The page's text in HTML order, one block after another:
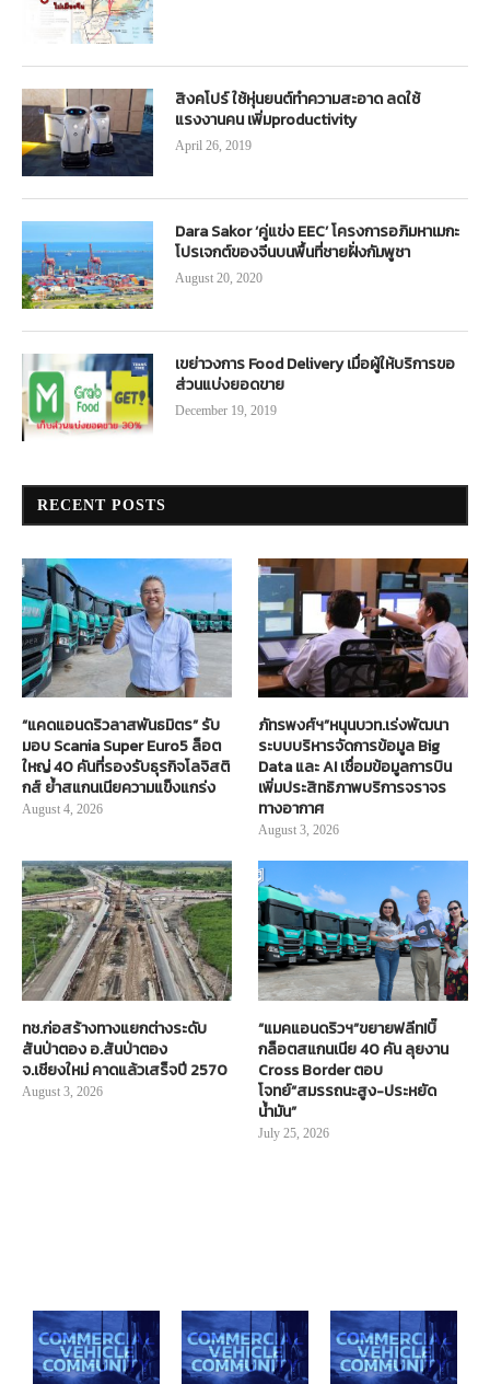
สิงคโปร์ ใช้หุ่นยนต์ทำความสะอาด ลดใช้
แรงงานคน เพิ่มproductivity
April 26, 2019
Dara Sakor ‘คู่แข่ง EEC’ โครงการอภิมหาเมกะ
โปรเจกต์ของจีนบนพื้นที่ชายฝั่งกัมพูชา
August 20, 2020
เขย่าวงการ Food Delivery เมื่อผู้ให้บริการขอ
ส่วนแบ่งยอดขาย
December 19, 2019
RECENT POSTS
“แคดแอนดริวลาสพันธมิตร” รับ
มอบ Scania Super Euro5 ล็อต
ใหญ่ 40 คันที่รองรับธุรกิจโลจิสติ
กส์ ย้ำสแกนเนียความแข็งแกร่ง
August 4, 2026
ภัทรพงศ์ฯ”หนุนบวท.เร่งพัฒนา
ระบบบริหารจัดการข้อมูล Big
Data และ AI เชื่อมข้อมูลการบิน
เพิ่มประสิทธิภาพบริการจราจร
ทางอากาศ
August 3, 2026
ทช.ก่อสร้างทางแยกต่างระดับ
สันป่าตอง อ.สันป่าตอง
จ.เชียงใหม่ คาดแล้วเสร็จปี 2570
August 3, 2026
“แมคแอนดริวฯ”ขยายฟลีท!บิ๊
กล็อตสแกนเนีย 40 คัน ลุยงาน
Cross Border ตอบ
โจทย์“สมรรถนะสูง-ประหยัด
น้ำมัน”
July 25, 2026